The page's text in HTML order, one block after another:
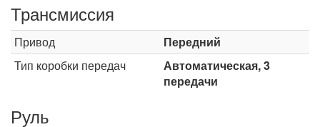
Трансмиссия
Привод
Передний
Тип коробки передач
Автоматическая, 3
передачи
Руль